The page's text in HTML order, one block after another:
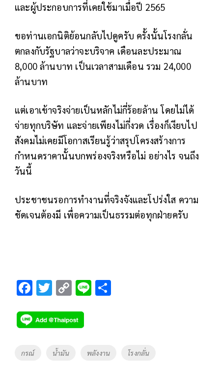
และผู้ประกอบการที่เคยใช้มาเมื่อปี 2565
ขอท่านเอกนิติย้อนกลับไปดูครับ ครั้งนั้นโรงกลั่น
ตกลงกับรัฐบาลว่าจะบริจาค เดือนละประมาณ
8,000 ล้านบาท เป็นเวลาสามเดือน รวม 24,000
ล้านบาท
แต่เอาเข้าจริงจ่ายเป็นหลักไม่กี่ร้อยล้าน โดยไม่ได้
จ่ายทุกบริษัท และจ่ายเพียงไม่กี่งวด เรื่องก็เงียบไป
สังคมไม่เคยมีโอกาสเรียนรู้ว่าสรุปโครงสร้างการ
กำหนดราคานั้นบกพร่องจริงหรือไม่ อย่างไร จนถึง
วันนี้
ประชาชนรอการทำงานที่จริงจังและโปร่งใส ความ
ชัดเจนต้องมี เพื่อความเป็นธรรมต่อทุกฝ่ายครับ
F
e
b
o
T
tt
er
C
p
y
Li
Tags
กรณ์ น้ำมัน พลังงาน โรงกลั่น